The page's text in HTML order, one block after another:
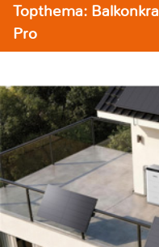
Topthema:
Pro